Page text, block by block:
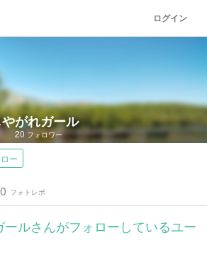
ログイン
がれガール
20フォロワー
ー
フォトレポ
0
ールさんがフォローしているユー